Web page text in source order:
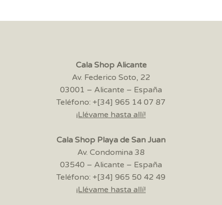
Cala Shop Alicante
Av. Federico Soto, 22
03001 – Alicante – España
Teléfono: +[34] 965 14 07 87
¡Llévame hasta allí!
Cala Shop Playa de San Juan
Av. Condomina 38
03540 – Alicante – España
Teléfono: +[34] 965 50 42 49
¡Llévame hasta allí!